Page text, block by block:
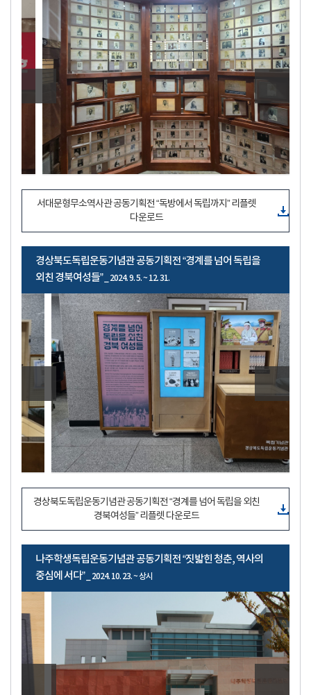
서대문형무소역사관 공동기획전 “독방에서 독립까지” 리플렛
다운로드
경상북도독립운동기념관 공동기획전 “경계를 넘어 독립을
외친 경북여성들” _ 2024. 9. 5. ~ 12. 31.
경상북도독립운동기념관 공동기획전 “경계를 넘어 독립을 외친
경북여성들” 리플렛 다운로드
나주학생독립운동기념관 공동기획전 “짓밟힌 청춘, 역사의
중심에 서다” _ 2024. 10. 23. ~ 상시